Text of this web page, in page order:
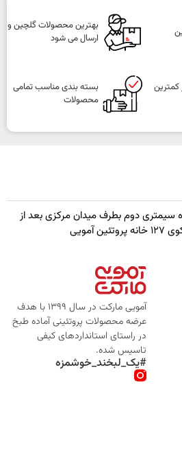
بهترین محصولات گلچین و
ارسال می شود
بسته بندی مناسب تمامی
محصولات
چهارراه سیمتری دوم بطرف میدان مرکزی بعد از
آمویی مارکت در سال 1399 با هدف
عرضه محصولات پروتئینی آماده طبخ
در راستای استانداردهای کیفی
تاسیس شده.
#یک_لبخند_خوشمزه